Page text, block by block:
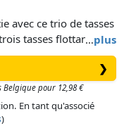
…plus
avec ce trio de tasses
tasses flottantes
séparément pour
manière unique de
de pluie ou en
tasses s’empilent
❯
Belgique pour 12,98 €
En tant qu'associé
)